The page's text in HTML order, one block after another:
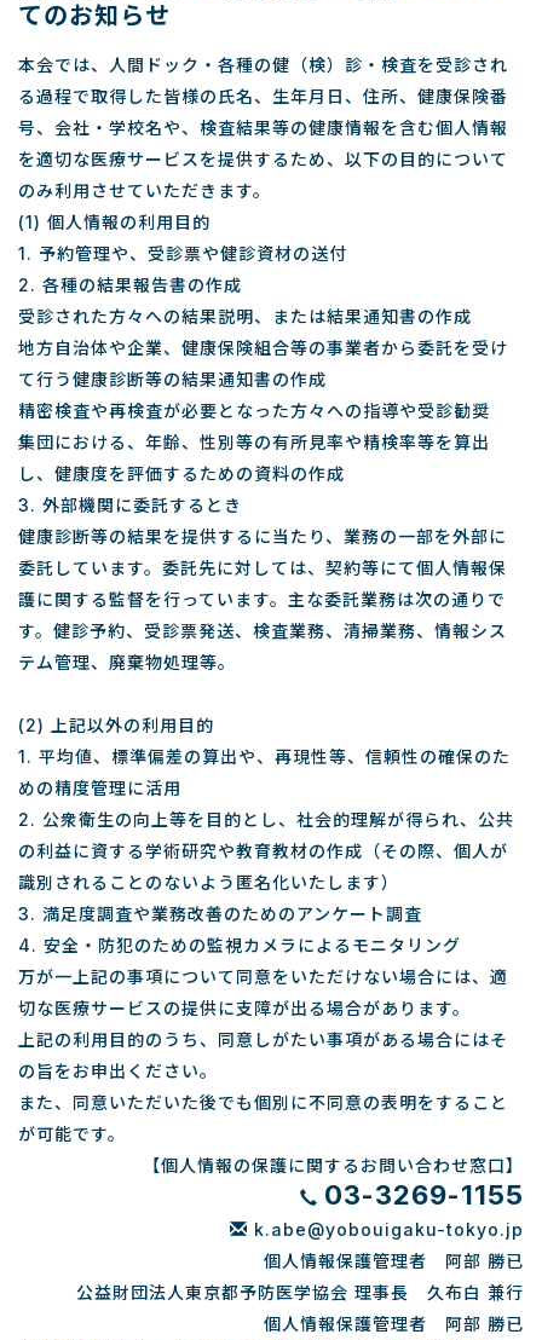
てのお知らせ
本会では、人間ドック・各種の健（検）診・検査を受診され
る過程で取得した皆様の氏名、生年月日、住所、健康保険番
号、会社・学校名や、検査結果等の健康情報を含む個人情報
を適切な医療サービスを提供するため、以下の目的について
のみ利用させていただきます。
(1) 個人情報の利用目的
1. 予約管理や、受診票や健診資材の送付
2. 各種の結果報告書の作成
受診された方々への結果説明、または結果通知書の作成
地方自治体や企業、健康保険組合等の事業者から委託を受け
て行う健康診断等の結果通知書の作成
精密検査や再検査が必要となった方々への指導や受診勧奨
集団における、年齢、性別等の有所見率や精検率等を算出
し、健康度を評価するための資料の作成
3. 外部機関に委託するとき
健康診断等の結果を提供するに当たり、業務の一部を外部に
委託しています。委託先に対しては、契約等にて個人情報保
護に関する監督を行っています。主な委託業務は次の通りで
す。健診予約、受診票発送、検査業務、清掃業務、情報シス
テム管理、廃棄物処理等。
(2) 上記以外の利用目的
1. 平均値、標準偏差の算出や、再現性等、信頼性の確保のた
めの精度管理に活用
2. 公衆衛生の向上等を目的とし、社会的理解が得られ、公共
の利益に資する学術研究や教育教材の作成（その際、個人が
識別されることのないよう匿名化いたします）
3. 満足度調査や業務改善のためのアンケート調査
4. 安全・防犯のための監視カメラによるモニタリング
万が一上記の事項について同意をいただけない場合には、適
切な医療サービスの提供に支障が出る場合があります。
上記の利用目的のうち、同意しがたい事項がある場合にはそ
の旨をお申出ください。
また、同意いただいた後でも個別に不同意の表明をすること
が可能です。
【個人情報の保護に関するお問い合わせ窓口】
03-3269-1155
k.abe@yobouigaku-tokyo.jp
個人情報保護管理者 阿部 勝已
公益財団法人東京都予防医学協会 理事長 久布白 兼行
個人情報保護管理者 阿部 勝已